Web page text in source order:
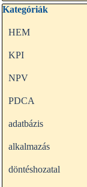
Kihagy blokk Kategóriák
Kategóriák
HEM
KPI
NPV
PDCA
adatbázis
alkalmazás
döntéshozatal